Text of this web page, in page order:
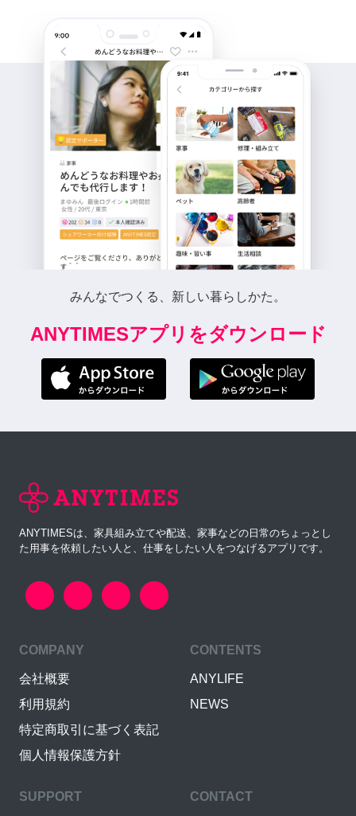
みんなでつくる、新しい暮らしかた。
ANYTIMESアプリをダウンロード
ANYTIMESは、家具組み立てや配送、家事などの日常のちょっとし
た用事を依頼したい人と、仕事をしたい人をつなげるアプリです。
COMPANY
会社概要
利用規約
特定商取引に基づく表記
個人情報保護方針
CONTENTS
ANYLIFE
NEWS
SUPPORT CONTACT